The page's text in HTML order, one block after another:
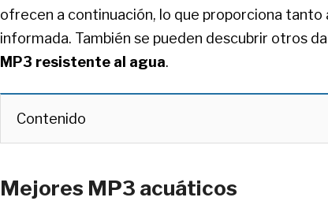
ofrecen a continuación, lo que proporciona
informada. También se pueden descubrir otros
MP3 resistente al agua.
Contenido
Mejores MP3 acuáticos